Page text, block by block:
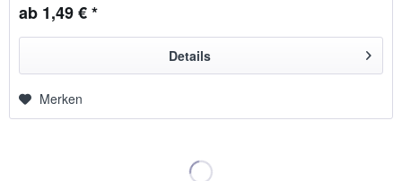
ab 1,49 € *
Details
Merken